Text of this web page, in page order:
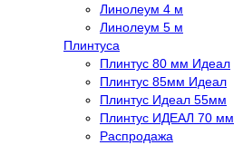
Линолеум 4 м
Линолеум 5 м
Плинтуса
Плинтус 80 мм Идеал
Плинтус 85мм Идеал
Плинтус Идеал 55мм
Плинтус ИДЕАЛ 70 мм
Распродажа